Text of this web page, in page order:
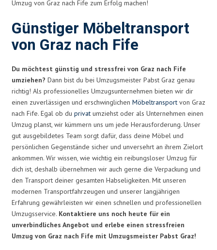
Umzug von Graz nach Fife zum Erfolg machen!
Günstiger Möbeltransport
von Graz nach Fife
Du möchtest günstig und stressfrei von Graz nach Fife
umziehen? Dann bist du bei Umzugsmeister Pabst Graz genau
richtig! Als professionelles Umzugsunternehmen bieten wir dir
einen zuverlässigen und erschwinglichen Möbeltransport von Graz
nach Fife. Egal ob du privat umziehst oder als Unternehmen einen
Umzug planst, wir kümmern uns um jede Herausforderung. Unser
gut ausgebildetes Team sorgt dafür, dass deine Möbel und
persönlichen Gegenstände sicher und unversehrt an ihrem Zielort
ankommen. Wir wissen, wie wichtig ein reibungsloser Umzug für
dich ist, deshalb übernehmen wir auch gerne die Verpackung und
den Transport deiner gesamten Habseligkeiten. Mit unseren
modernen Transportfahrzeugen und unserer langjährigen
Erfahrung gewährleisten wir einen schnellen und professionellen
Umzugsservice. Kontaktiere uns noch heute für ein
unverbindliches Angebot und erlebe einen stressfreien
Umzug von Graz nach Fife mit Umzugsmeister Pabst Graz!